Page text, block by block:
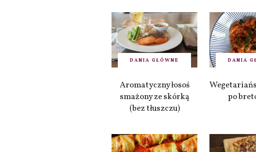
DANIA GŁÓWNE
Aromatyczny łosoś
smażony ze skórką
(bez tłuszczu)
DANIA
po